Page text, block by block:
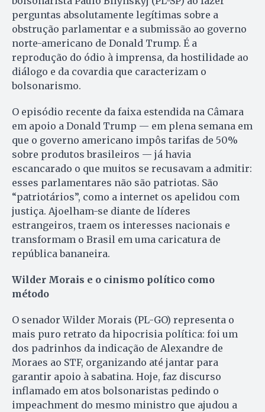
perguntas absolutamente legítimas sobre a
obstrução parlamentar e a submissão ao governo
norte-americano de Donald Trump. É a
reprodução do ódio à imprensa, da hostilidade ao
diálogo e da covardia que caracterizam o
bolsonarismo.
O episódio recente da faixa estendida na Câmara
em apoio a Donald Trump — em plena semana em
que o governo americano impôs tarifas de 50%
sobre produtos brasileiros — já havia
escancarado o que muitos se recusavam a admitir:
esses parlamentares não são patriotas. São
“patriotários”, como a internet os apelidou com
justiça. Ajoelham-se diante de líderes
estrangeiros, traem os interesses nacionais e
transformam o Brasil em uma caricatura de
república bananeira.
Wilder Morais e o cinismo político como
método
O senador Wilder Morais (PL-GO) representa o
mais puro retrato da hipocrisia política: foi um
dos padrinhos da indicação de Alexandre de
Moraes ao STF, organizando até jantar para
garantir apoio à sabatina. Hoje, faz discurso
inflamado em atos bolsonaristas pedindo o
impeachment do mesmo ministro que ajudou a